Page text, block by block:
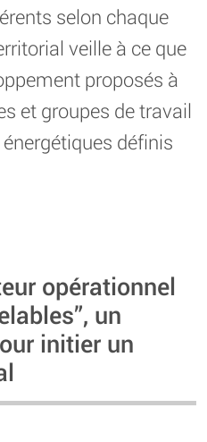
selon chaque
veille à ce que
proposés à
et groupes de travail
définis
opérationnel
un
initier un